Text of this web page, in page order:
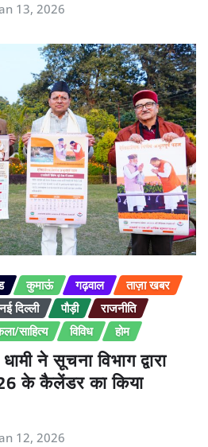
13, 2026
कुमाऊं गढ़वाल
ताज़ा खबर
नई दिल्ली पौड़ी
राजनीति
साहित्य विविध होम
ने सूचना विभाग द्वारा
के कैलेंडर का किया
12, 2026